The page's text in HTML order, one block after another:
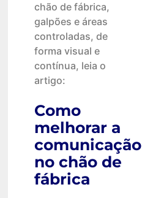
chão de fábrica,
galpões e áreas
controladas, de
forma visual e
contínua, leia o
artigo:
Como
melhorar a
comunicação
no chão de
fábrica